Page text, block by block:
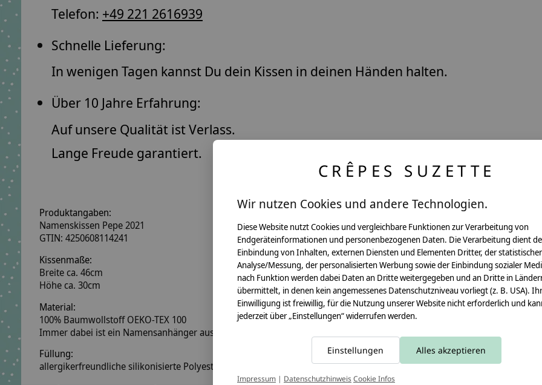
Telefon: +49 221 2616939
Schnelle Lieferung:
In wenigen Tagen kannst Du dein Kissen in deinen Händen halten.
Über 10 Jahre Erfahrung:
Auf unsere Qualität ist Verlass.
Lange Freude garantiert.
Produktangaben:
Namenskissen Pepe 2021
GTIN: 4250608114241
Kissenmaße:
Breite ca. 46cm
Höhe ca. 30cm
Material:
100% Baumwollstoff OEKO-TEX 100
Immer dabei ist ein Namensanhänger aus Holzwürfeln
Füllung:
allergikerfreundliche silikonisierte Polyesterfaserbällchen OEKO-TEX 100
Pflegehinweis:
Waschbar bei 30°C
Sicherheitshinweise:
Die angehangenen
Angaben zum Hersteller:
crêpes suzette GmbH &
Sülzburgstraße 108
Tel.:
+49 221 2616939
CRÊPES SUZETTE
Wir nutzen Cookies und andere Technologien.
Diese Website nutzt Cookies und vergleichbare Funktionen zur Verarbeitung von
Endgeräteinformationen und personenbezogenen Daten. Die Verarbeitung dient
Einbindung von Inhalten, externen Diensten und Elementen Dritter, der
Analyse/Messung, der personalisierten Werbung sowie der Einbindung sozialer
nach Funktion werden dabei Daten an Dritte weitergegeben und an Dritte in
übermittelt, in denen kein angemessenes Datenschutzniveau vorliegt (z. B. USA).
Einwilligung ist freiwillig, für die Nutzung unserer Website nicht erforderlich und
jederzeit über „Einstellungen“ widerrufen werden.
Einstellungen Alles akzeptieren
Impressum | DatenschutzhinweisCookie Infos